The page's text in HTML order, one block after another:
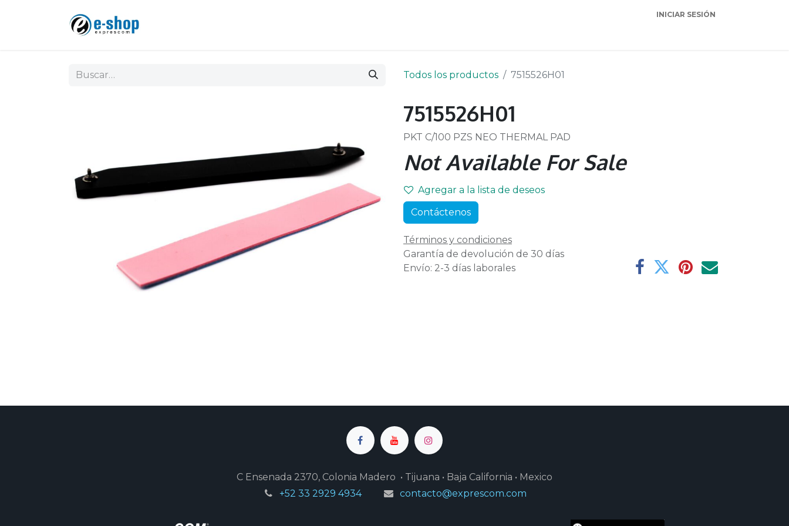
INICIAR SESIÓN
Todos los productos 7515526H01
7515526H01
PKT C/100 PZS NEO THERMAL PAD
Not Available For Sale
Agregar a la lista de deseos
Contáctenos
Términos y condiciones
Garantía de devolución de 30 días
Envío: 2-3 días laborales
C Ensenada 2370, Colonia Madero • Tijuana • Baja California • Mexico
+52 33 2929 4934
contacto@exprescom.com